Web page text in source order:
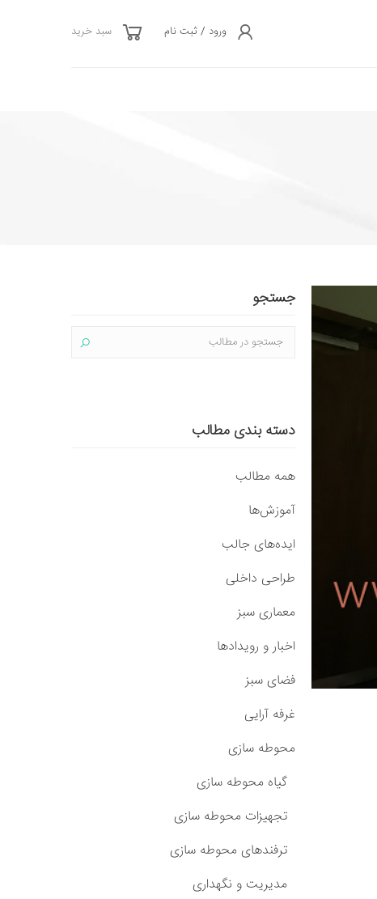
ورود / ثبت نام سبد خرید
جستجو
دسته بندی مطالب
همه مطالب
آموزش‌ها
ایده‌های جالب
طراحی داخلی
معماری سبز
اخبار و رویدادها
فضای سبز
غرفه آرایی
محوطه سازی
گیاه محوطه سازی
تجهیزات محوطه سازی
ترفندهای محوطه سازی
مدیریت و نگهداری